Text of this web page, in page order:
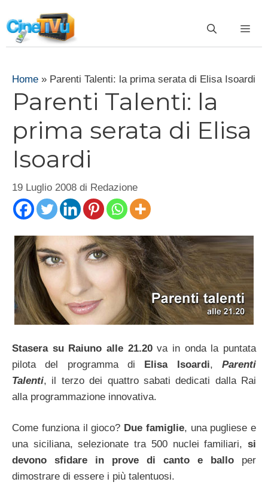
al
contenuto
Home » Parenti Talenti: la prima serata di Elisa Isoardi
Parenti Talenti: la
prima serata di Elisa
Isoardi
19 Luglio 2008 di Redazione
Stasera su Raiuno alle 21.20va in onda la puntata
pilota del programma di Elisa Isoardi,Parenti
Talenti, il terzo dei quattro sabati dedicati dalla Rai
alla programmazione innovativa.
Come funziona il gioco? Due famiglie, una pugliese e
una siciliana, selezionate tra 500 nuclei familiari, si
devono sfidare in prove di canto e ballo per
dimostrare di essere i più talentuosi.